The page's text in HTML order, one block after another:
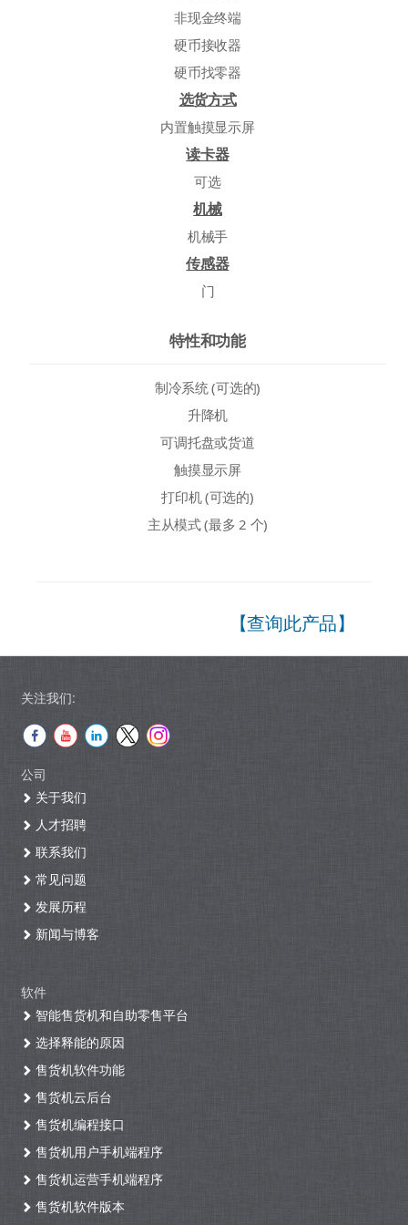
非现金终端
硬币接收器
硬币找零器
选货方式
内置触摸显示屏
读卡器
可选
机械
机械手
传感器
门
特性和功能
制冷系统 (可选的)
升降机
可调托盘或货道
触摸显示屏
打印机 (可选的)
主从模式 (最多 2 个)
【查询此产品】
关注我们:
公司
关于我们
人才招聘
联系我们
常见问题
发展历程
新闻与博客
软件
智能售货机和自助零售平台
选择释能的原因
售货机软件功能
售货机云后台
售货机编程接口
售货机用户手机端程序
售货机运营手机端程序
售货机软件版本